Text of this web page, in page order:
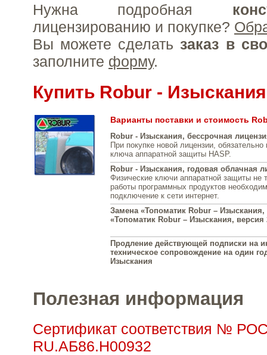
Нужна подробная
лицензированию и покупке?
Вы можете сделать заказ в
заполните форму.
Купить Robur - Изыскания
Варианты поставки и стоимость
Robur - Изыскания, бессрочная
При покупке новой лицензии, обязательно
ключа аппаратной защиты HASP.
Robur - Изыскания, годовая облачная
Физические ключи аппаратной защиты не
работы программных продуктов
подключение к сети интернет.
Замена «Топоматик Robur – Изыскания,
«Топоматик Robur – Изыскания, версия
Продление действующей подписки на
техническое сопровождение на один
Изыскания
Полезная информация
Сертификат соответствия №
RU.АБ86.Н00932